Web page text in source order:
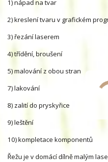
1) nápad na tvar
2) kreslení tvaru v grafickém
3) řezání laserem
4) třídění, broušení
5) malování z obou stran
7) lakování
8) zalití do pryskyřice
9) leštění
10) kompletace komponentů
Řežu je v domácí dílně malým